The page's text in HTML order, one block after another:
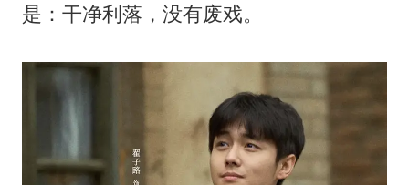
是：干净利落，没有废戏。